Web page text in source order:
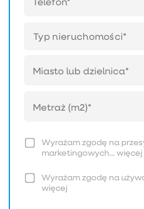
Typ nieruchomości*
Wyrażam zgodę na
marketingowych...więcej
Wyrażam zgodę na
więcej